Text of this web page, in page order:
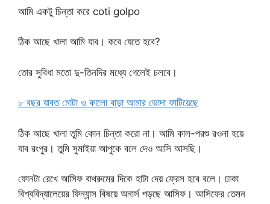
আমি একটু চিন্তা করে coti golpo
ঠিক আছে খালা আমি যাব। কবে যেতে হবে?
তোর সুবিধা মতো দু-তিনদির মধ্যে গেলেই চলবে।
৮ বছর যাবত মোটা ও কালো বাড়া আমার ভোদা ফাটিয়েছে
ঠিক আছে খালা তুমি কোন চিন্তা করো না। আমি কাল-পরশু রওনা হয়ে
যাব রংপুর। তুমি সুমাইয়া আপুকে বলে দেও আসি আসছি।
ফোনটা রেখে আসিফ বাথরুমের দিকে হাটা দেয় ফ্রেস হবে বলে। ঢাকা
বিশ্ববিদ্যালেয়ের ফিন্যান্স বিষয়ে অনার্স পড়ছে আসিফ। আসিফের তেমন